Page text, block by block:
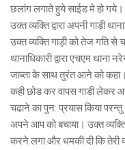
छलांग लगाते हुये साईड मे हो गये।
उक्त व्यक्ति द्वारा अपनी गाड़ी
उक्त व्यक्ति गाड़ी को तेज गति से
थानाधिकारी द्वारा एचएम
जाब्ता के साथ तुरंत आने को
कही छोड कर वापस गाडी लेकर
चढाने का पुन: प्रयास किया परन्तु
अपने आप को बचाया। उक्त
करने लगा और धमकी दी कि तेरी